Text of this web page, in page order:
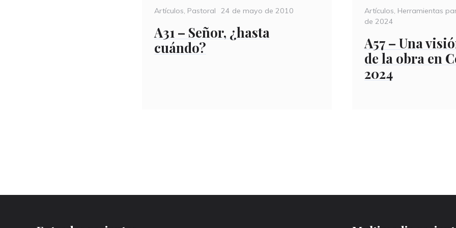
Categories
Artículos, Pastoral
Posted
24 de mayo de 2010
A31 – Señor, ¿hasta
cuándo?
Categories
Artículos, Herramientas
de 2024
A57 – Una
de la obra en
2024